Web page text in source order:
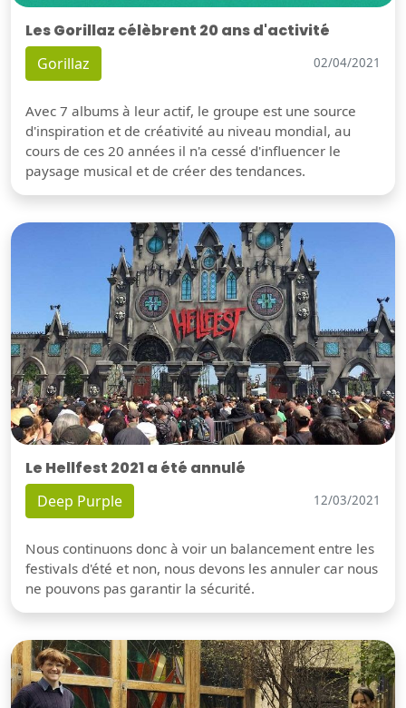
Les Gorillaz célèbrent 20 ans d'activité
Gorillaz 02/04/2021
Avec 7 albums à leur actif, le groupe est une source
d'inspiration et de créativité au niveau mondial, au
cours de ces 20 années il n'a cessé d'influencer le
paysage musical et de créer des tendances.
Le Hellfest 2021 a été annulé
Deep Purple 12/03/2021
Nous continuons donc à voir un balancement entre les
festivals d'été et non, nous devons les annuler car nous
ne pouvons pas garantir la sécurité.